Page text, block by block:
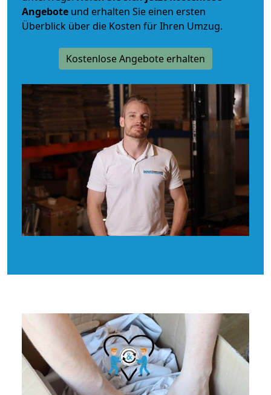
Angebote und erhalten Sie einen ersten
Überblick über die Kosten für Ihren Umzug.
Kostenlose Angebote erhalten